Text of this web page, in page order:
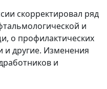
скорректировал ряд
и
о профилактических
и другие. Изменения
и